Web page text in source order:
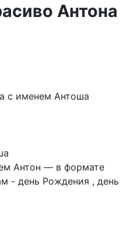
Антона
Антон — в формате
- день Рождения , день